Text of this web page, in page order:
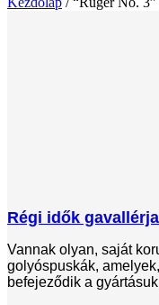
Régi idők
Vannak olyan, saját
golyóspuskák,
befejeződik a